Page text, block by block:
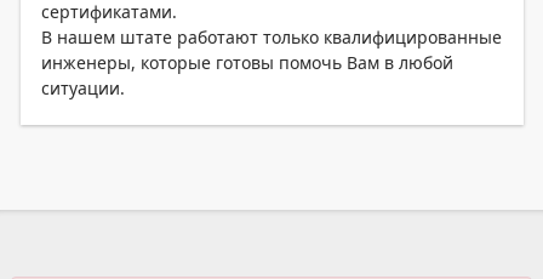
сертификатами.
В нашем штате работают только квалифицированные
инженеры, которые готовы помочь Вам в любой
ситуации.